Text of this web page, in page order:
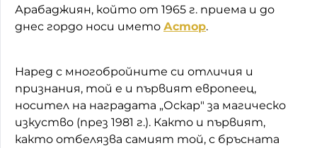
Арабаджиян, който от 1965 г. приема и до
днес гордо носи името Астор.
Наред с многобройните си отличия и
признания, той е и първият европеец,
носител на наградата „Оскар" за магическо
изкуство (през 1981 г.). Както и първият,
както отбелязва самият той, с бръсната